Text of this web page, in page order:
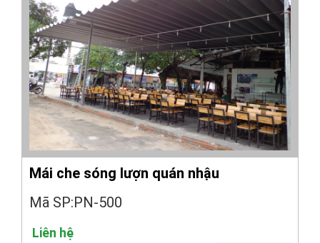
Mái che sóng lượn quán nhậu
Mã SP:PN-500
Liên hệ